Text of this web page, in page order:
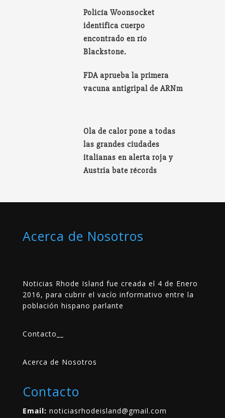
Policía Woonsocket
identifica cuerpo
encontrado en río
Blackstone.
FDA aprueba la primera
vacuna antigripal de ARNm
Ola de calor pone a todas
las grandes ciudades
italianas en alerta roja y
Austria bate récords
Acerca de Nosotros
Noticias Rhode Island fue creada el 4 de Enero
2016, para cubrir el vacío informativo entre la
población hispano parlante
Contacto
Acerca de Nosotros
Contacto
Email: noticiasrhodeisland@gmail.com